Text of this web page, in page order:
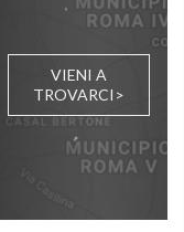
VIENI A
TROVARCI>